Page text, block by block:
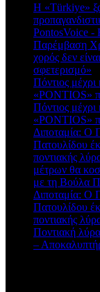
Η «Türkiye»
PontosVoice
Παρέμβαση
χορός δεν
σφετερισμό»
Πόντιος
«PONTIOS»
Πόντιος
«PONTIOS»
Διποταμία: Ο
Πατουλίδου
ποντιακής
μέτρων θα
με τη Βούλα
Διποταμία: Ο
Πατουλίδου
ποντιακής
Ποντιακή
–